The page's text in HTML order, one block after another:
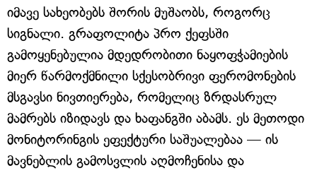
იმავე სახეობებს შორის მუშაობს, როგორც
სიგნალი. გრაფოლიტა პრო ქეფსში
გამოყენებულია მდედრობითი ნაყოფჭამიების
მიერ წარმოქმნილი სქესობრივი ფერომონების
მსგავსი ნივთიერება, რომელიც ზრდასრულ
მამრებს იზიდავს და ხაფანგში აბამს. ეს მეთოდი
მონიტორინგის ეფექტური საშუალებაა — ის
მავნებლის გამოსვლის აღმოჩენისა და